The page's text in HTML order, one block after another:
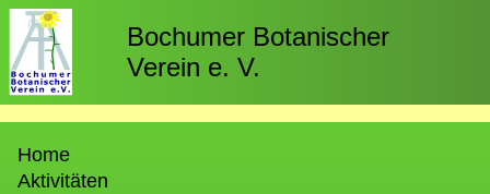
Direkt
zum
Inhalt
Bochumer Botanischer
Verein e. V.
Home
Aktivitäten